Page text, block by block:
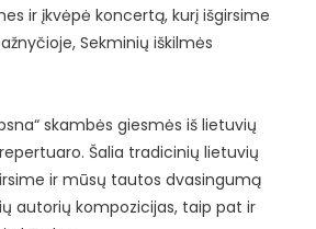
ir įkvėpė koncertą, kurį išgirsime
Sekminių iškilmės
skambės giesmės iš lietuvių
Šalia tradicinių lietuvių
ir mūsų tautos dvasingumą
autorių kompozicijas, taip pat ir